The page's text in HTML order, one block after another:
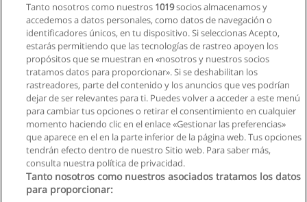
Tanto nosotros como nuestros 1019socios almacenamos y
accedemos a datos personales, como datos de navegación o
identificadores únicos, en tu dispositivo. Si seleccionas Acepto,
estarás permitiendo que las tecnologías de rastreo apoyen los
propósitos que se muestran en «nosotros y nuestros socios
tratamos datos para proporcionar». Si se deshabilitan los
rastreadores, parte del contenido y los anuncios que ves podrían
dejar de ser relevantes para ti. Puedes volver a acceder a este menú
para cambiar tus opciones o retirar el consentimiento en cualquier
momento haciendo clic en el enlace «Gestionar las preferencias»
que aparece en el en la parte inferior de la página web. Tus opciones
tendrán efecto dentro de nuestro Sitio web. Para saber más,
consulta nuestra política de privacidad.
Tanto nosotros como nuestros asociados tratamos los datos
para proporcionar: